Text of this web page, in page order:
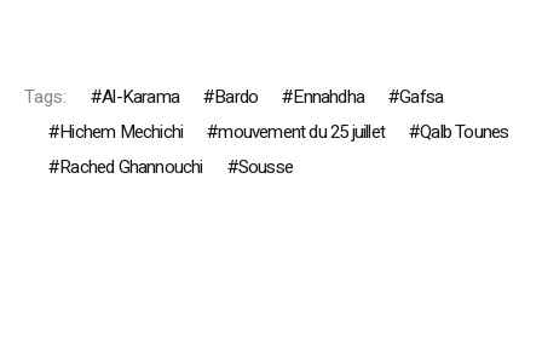
Tags: Al-Karama Bardo Ennahdha
Gafsa
Hichem Mechichi
mouvement du 25 juillet
Qalb Tounes
Rached Ghannouchi
Sousse